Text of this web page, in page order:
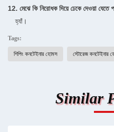
12. মেঝে কি নিরোধক দিয়ে ঢেকে দেওয়া যেতে
হ্যাঁ।
Tags:
শিপিং কনটেইনার হোমস স্টোরেজ কনটেইনার
Similar